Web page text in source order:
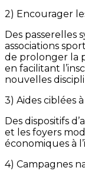
2) Encourager
Des passerelles
associations
de prolonger la
en facilitant
nouvelles
3) Aides ciblées
Des dispositifs
et les foyers
économiques à
4) Campagnes